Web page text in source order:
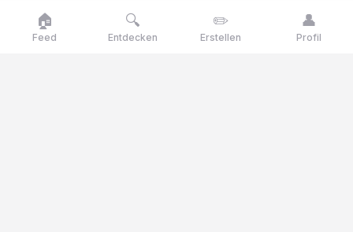
🏠
Feed
🔍
Entdecken
✏️
Erstellen
👤
Profil